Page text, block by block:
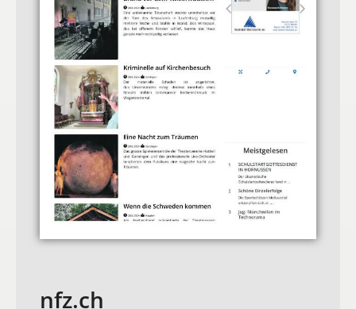
nfz.ch